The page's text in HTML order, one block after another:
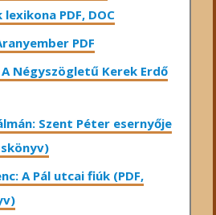
PDF, DOC
PDF
A Négyszögletű Kerek Erdő
Szent Péter esernyője
A Pál utcai fiúk (PDF,